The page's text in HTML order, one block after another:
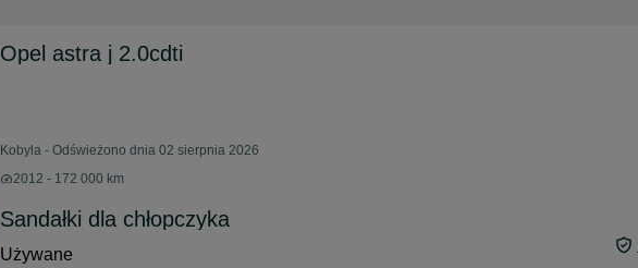
Opel astra j 2.0cdti
Kobyla - Odświeżono dnia 02 sierpnia 2026
2012 - 172 000 km
Sandałki dla chłopczyka
Używane